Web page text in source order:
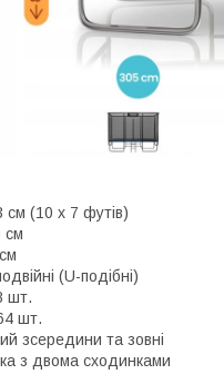
см (10 x 7 футів)
см
(U-подібні)
шт.
шт.
зсередини та зовні
з двома сходинками